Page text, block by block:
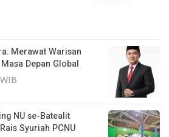
Merawat Warisan
Depan Global
NU se-Batealit
Syuriah PCNU